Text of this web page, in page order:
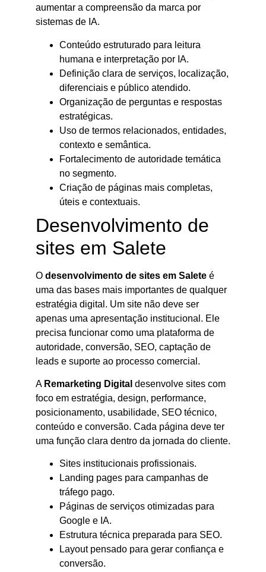
aumentar a compreensão da marca por
sistemas de IA.
Conteúdo estruturado para leitura
humana e interpretação por IA.
Definição clara de serviços, localização,
diferenciais e público atendido.
Organização de perguntas e respostas
estratégicas.
Uso de termos relacionados, entidades,
contexto e semântica.
Fortalecimento de autoridade temática
no segmento.
Criação de páginas mais completas,
úteis e contextuais.
Desenvolvimento de
sites em Salete
O desenvolvimento de sites em Salete é
uma das bases mais importantes de qualquer
estratégia digital. Um site não deve ser
apenas uma apresentação institucional. Ele
precisa funcionar como uma plataforma de
autoridade, conversão, SEO, captação de
leads e suporte ao processo comercial.
A Remarketing Digital desenvolve sites com
foco em estratégia, design, performance,
posicionamento, usabilidade, SEO técnico,
conteúdo e conversão. Cada página deve ter
uma função clara dentro da jornada do cliente.
Sites institucionais profissionais.
Landing pages para campanhas de
tráfego pago.
Páginas de serviços otimizadas para
Google e IA.
Estrutura técnica preparada para SEO.
Layout pensado para gerar confiança e
conversão.